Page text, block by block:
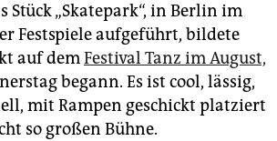
Stück „Skatepark“, in Berlin im
Festspiele aufgeführt, bildete
auf demFestival Tanz im August,
begann. Es ist cool, lässig,
mit Rampen geschickt platziert
so großen Bühne.